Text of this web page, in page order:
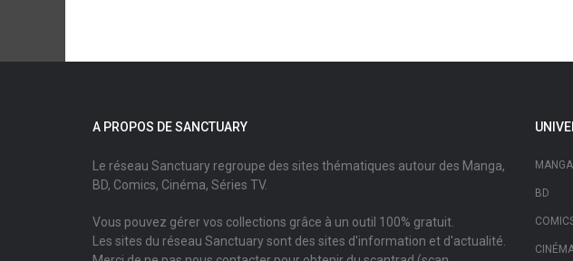
A PROPOS DE SANCTUARY
Le réseau Sanctuary regroupe des sites thématiques autour des Manga,
BD, Comics, Cinéma, Séries TV.
Vous pouvez gérer vos collections grâce à un outil 100% gratuit.
Les sites du réseau Sanctuary sont des sites d'information et d'actualité.
MANGA
BD